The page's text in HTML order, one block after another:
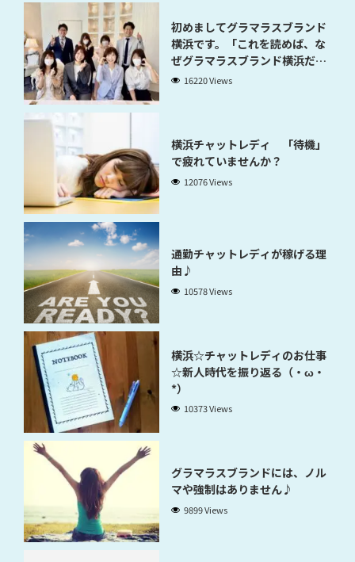
初めましてグラマラスブランド
横浜です。「これを読めば、な
ぜグラマラスブランド横浜だと
稼げるのかが分かります」
16220 Views
横浜チャットレディ 「待機」
で疲れていませんか？
12076 Views
通勤チャットレディが稼げる理
由♪
10578 Views
横浜☆チャットレディのお仕事
☆新人時代を振り返る（・ω・
*）
10373 Views
グラマラスブランドには、ノル
マや強制はありません♪
9899 Views